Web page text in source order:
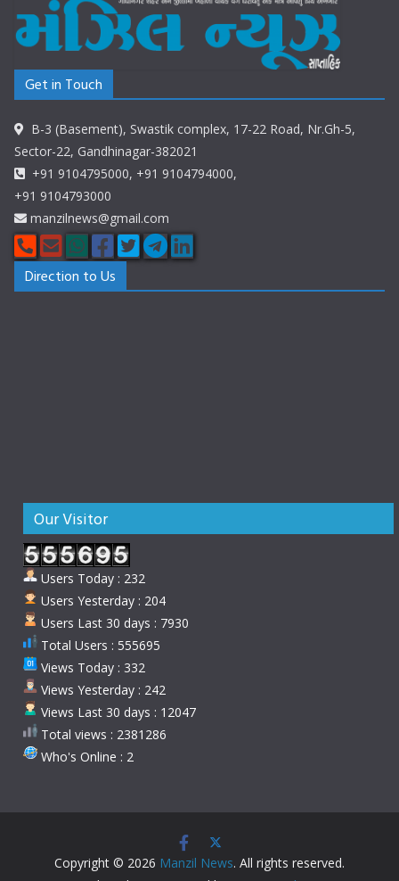
Get in Touch
B-3 (Basement), Swastik complex, 17-22 Road, Nr.Gh-5,
Sector-22, Gandhinagar-382021
+91 9104795000, +91 9104794000,
+91 9104793000
manzilnews@gmail.com
Direction to Us
Our Visitor
Users Today : 232
Users Yesterday : 204
Users Last 30 days : 7930
Total Users : 555695
Views Today : 332
Views Yesterday : 242
Views Last 30 days : 12047
Total views : 2381286
Who's Online : 2
Copyright © 2026 Manzil News. All rights reserved.